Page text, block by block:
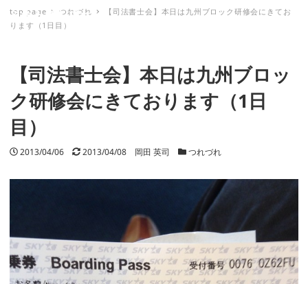
ミナトノキズナ
top page つれづれ
【司法書士会】本日は九州ブロック研修会にきてお
ります（1日目）
【司法書士会】本日は九州ブロッ
ク研修会にきております（1日
目）
投稿日
2013/04/06 更新日
2013/04/08 著者
岡田 英司 カテゴリー
つれづれ